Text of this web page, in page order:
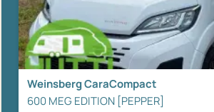
Weinsberg CaraCompact
600 MEG EDITION [PEPPER]